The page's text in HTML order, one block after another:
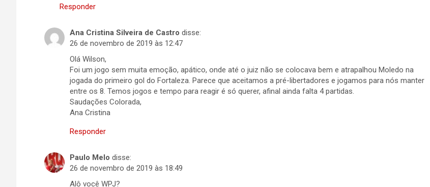
Responder
Ana Cristina Silveira de Castro disse:
26 de novembro de 2019 às 12:47
Olá Wilson,
Foi um jogo sem muita emoção, apático, onde até o juiz não se colocava bem e atrapalhou Moledo na
jogada do primeiro gol do Fortaleza. Parece que aceitamos a pré-libertadores e jogamos para nós manter
entre os 8. Temos jogos e tempo para reagir é só querer, afinal ainda falta 4 partidas.
Saudações Colorada,
Ana Cristina
Responder
Paulo Melo disse:
26 de novembro de 2019 às 18:49
Alô você WPJ?